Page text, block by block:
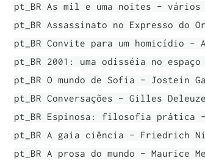
pt_BR As mil e uma noites - vários
pt_BR Assassinato no Expresso do
pt_BR Convite para um homicídio -
pt_BR 2001: uma odisséia no
pt_BR O mundo de Sofia - Jostein
pt_BR Conversações - Gilles Deleuze
pt_BR Espinosa: filosofia prática
pt_BR A gaia ciência - Friedrich
pt_BR A prosa do mundo - Maurice